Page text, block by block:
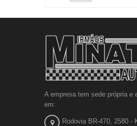
A empresa tem sede própria e
em:
Rodovia BR-470, 2580 -